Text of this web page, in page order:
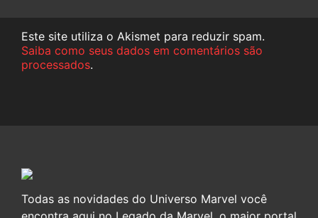
Este site utiliza o Akismet para reduzir spam.
Saiba como seus dados em comentários são
processados.
Todas as novidades do Universo Marvel você